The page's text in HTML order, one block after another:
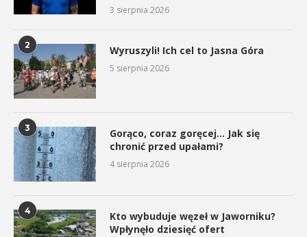
3 sierpnia 2026
2 Wyruszyli! Ich cel to Jasna Góra
5 sierpnia 2026
3
Gorąco, coraz goręcej… Jak się
chronić przed upałami?
4 sierpnia 2026
4
Kto wybuduje węzeł w Jaworniku?
Wpłynęło dziesięć ofert